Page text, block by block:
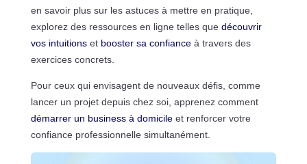
en savoir plus sur les astuces à mettre en pratique,
explorez des ressources en ligne telles que découvrir
vos intuitionset booster sa confianceà travers des
exercices concrets.
Pour ceux qui envisagent de nouveaux défis, comme
lancer un projet depuis chez soi, apprenez comment
démarrer un business à domicileet renforcer votre
confiance professionnelle simultanément.